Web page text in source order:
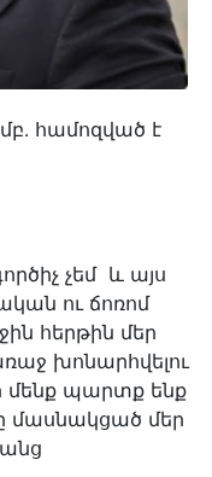
համոզված է
չեմ և այս
ու ճոռոմ
հերթին մեր
խոնարհվելու
մենք պարտք ենք
մասնակցած մեր